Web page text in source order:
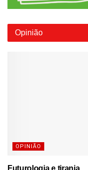
Opinião
OPINIÃO
Futurologia e tirania